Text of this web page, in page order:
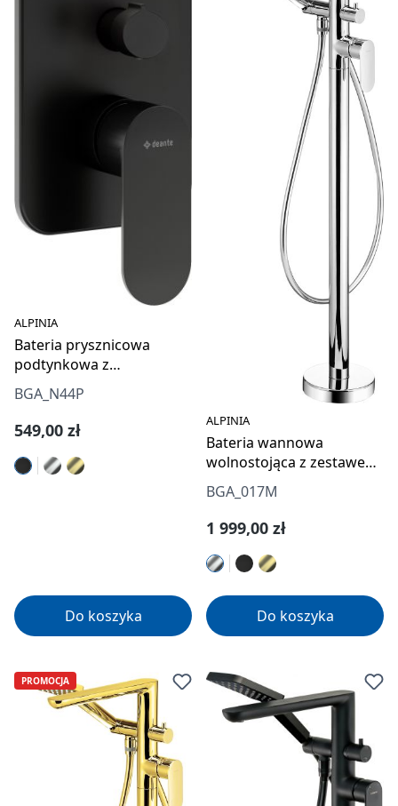
ALPINIA
Bateria prysznicowa
podtynkowa z
przełącznikiem natrysku
BGA_N44P
Cena regularna:
549,00 zł
Do koszyka
ALPINIA
Bateria wannowa
wolnostojąca z zestawem
prysznicowym
BGA_017M
Cena regularna:
1 999,00 zł
Do koszyka
PROMOCJA